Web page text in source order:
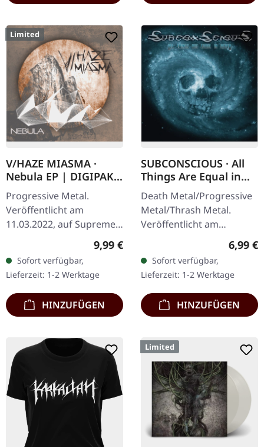
Limited
V/HAZE MIASMA ·
Nebula EP | DIGIPAK
CD
Progressive Metal.
Veröffentlicht am
11.03.2022, auf Supreme
Chaos Records. Limitierte
DigiPak-Auflage von nur
300 handnummerierten
Exemplaren!…
Regulärer Preis:
9,99 €
Sofort verfügbar,
Lieferzeit: 1-2 Werktage
HINZUFÜGEN
SUBCONSCIOUS · All
Things Are Equal in
Death | CD
Death Metal/Progressive
Metal/Thrash Metal.
Veröffentlicht am
08.08.2008, auf Supreme
Chaos Records. CD im
Jewelcase mit 8-seitigem
Booklet.…
6,99 €
Sofort verfügbar,
Lieferzeit: 1-2 Werktage
HINZUFÜGEN
Limited